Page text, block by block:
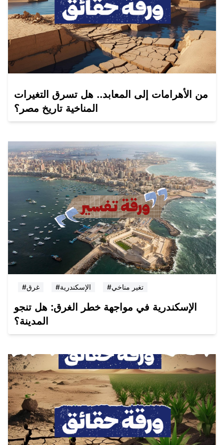
من الأهرامات إلى المعابد.. هل تسرق التغيرات
المناخية تاريخ مصر؟
#غرق #الإسكندرية #تغير مناخي
الإسكندرية في مواجهة خطر الغرق: هل تنجو
المدينة؟